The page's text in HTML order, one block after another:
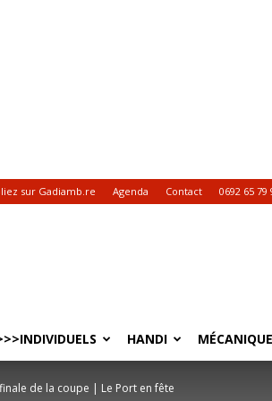
sur Gadiamb.re Agenda Contact 0692 65 79
HANDI
de la coupe | Le Port en fête